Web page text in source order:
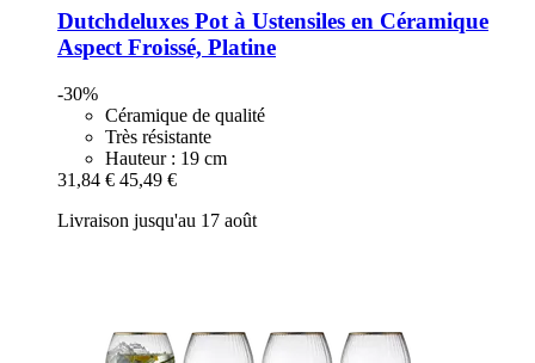
Dutchdeluxes Pot à Ustensiles en Céramique
Aspect Froissé, Platine
-30%
Céramique de qualité
Très résistante
Hauteur : 19 cm
31,84 € 45,49 €
Livraison jusqu'au 17 août